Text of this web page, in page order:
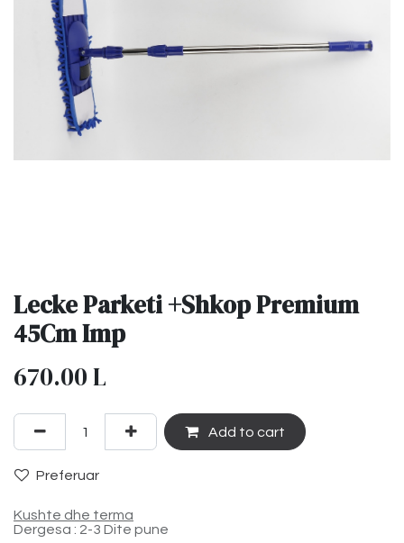
Lecke Parketi +Shkop Premium
45Cm Imp
670.00L
Add to cart
Preferuar
Kushte dhe terma
Dergesa : 2-3 Dite pune